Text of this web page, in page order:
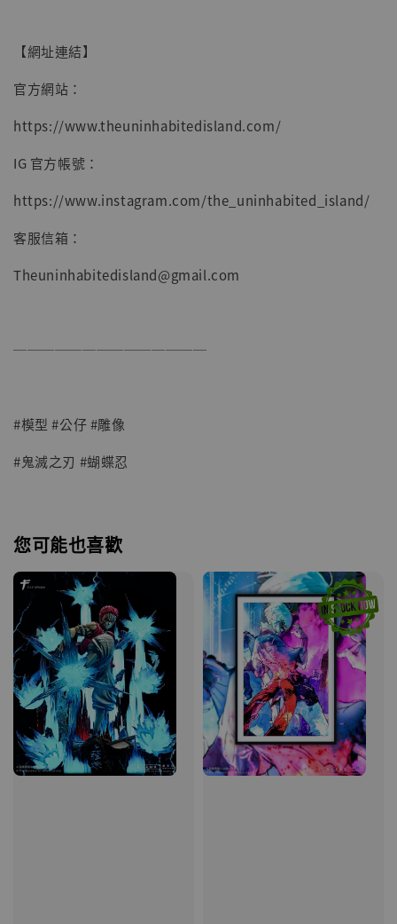
【網址連結】
官方網站：
https://www.theuninhabitedisland.com/
IG 官方帳號：
https://www.instagram.com/the_uninhabited_island/
客服信箱：
Theuninhabitedisland@gmail.com
──────────────
#模型 #公仔 #雕像
#鬼滅之刃 #蝴蝶忍
您可能也喜歡